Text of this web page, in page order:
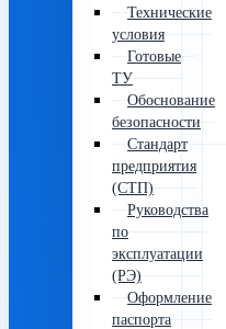
Технические
условия
Готовые
ТУ
Обоснование
безопасности
Стандарт
предприятия
(СТП)
Руководства
по
эксплуатации
(РЭ)
Оформление
паспорта